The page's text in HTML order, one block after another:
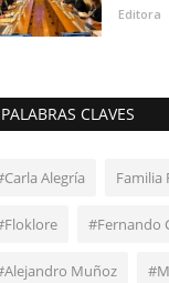
Editora
PALABRAS CLAVES
Alegría Familia
#Fernando
Muñoz